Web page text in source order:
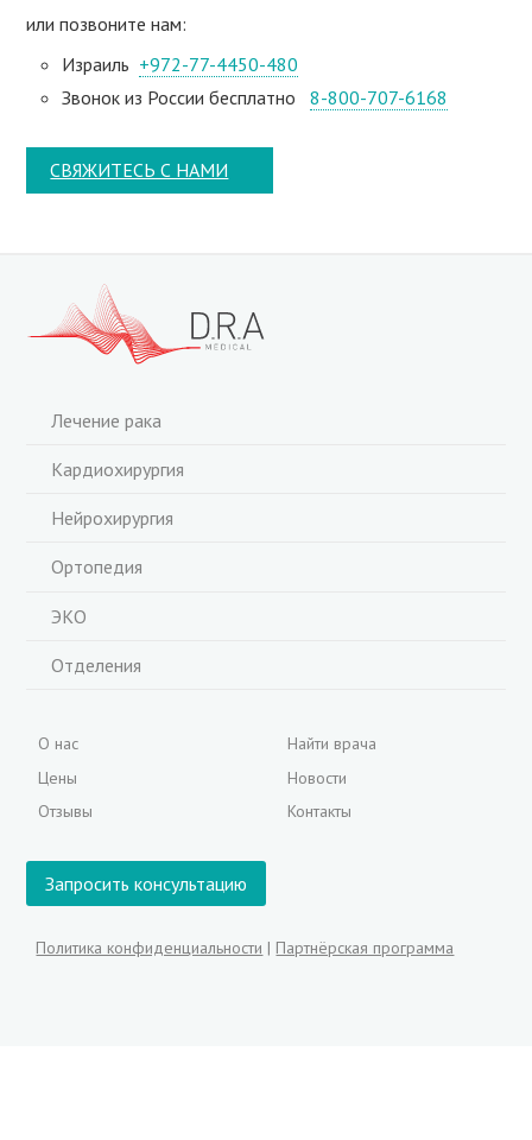
или позвоните нам:
Израиль +972-77-4450-480
Звонок из России бесплатно8-800-707-6168
СВЯЖИТЕСЬ С НАМИ
Лечение рака
Кардиохирургия
Нейрохирургия
Ортопедия
ЭКО
Отделения
О нас
Цены
Отзывы
Найти врача
Новости
Контакты
Запросить консультацию
Политика конфиденциальности | Партнёрская программа